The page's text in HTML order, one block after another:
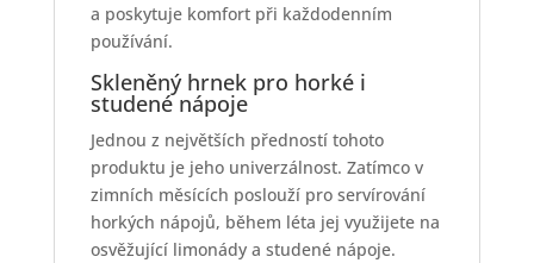
a poskytuje komfort při každodenním
používání.
Skleněný hrnek pro horké i
studené nápoje
Jednou z největších předností tohoto
produktu je jeho univerzálnost. Zatímco v
zimních měsících poslouží pro servírování
horkých nápojů, během léta jej využijete na
osvěžující limonády a studené nápoje.